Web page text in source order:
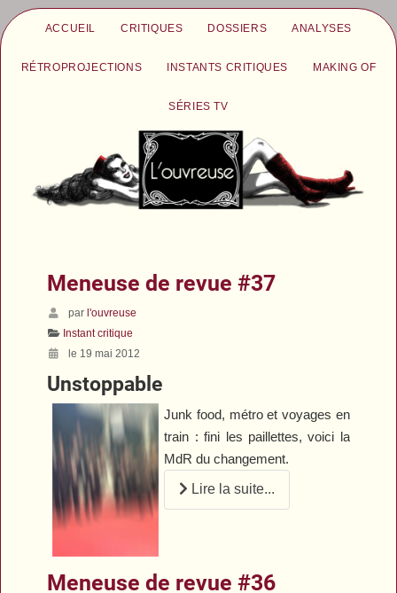
ACCUEIL CRITIQUES DOSSIERS ANALYSES
RÉTROPROJECTIONS INSTANTS CRITIQUES MAKING OF
SÉRIES TV
Meneuse de revue #37
parl'ouvreuse
Instant critique
le 19 mai 2012
Unstoppable
Junk food, métro et voyages en
train : fini les paillettes, voici la
MdR du changement.
Lire la suite...
Meneuse de revue #36